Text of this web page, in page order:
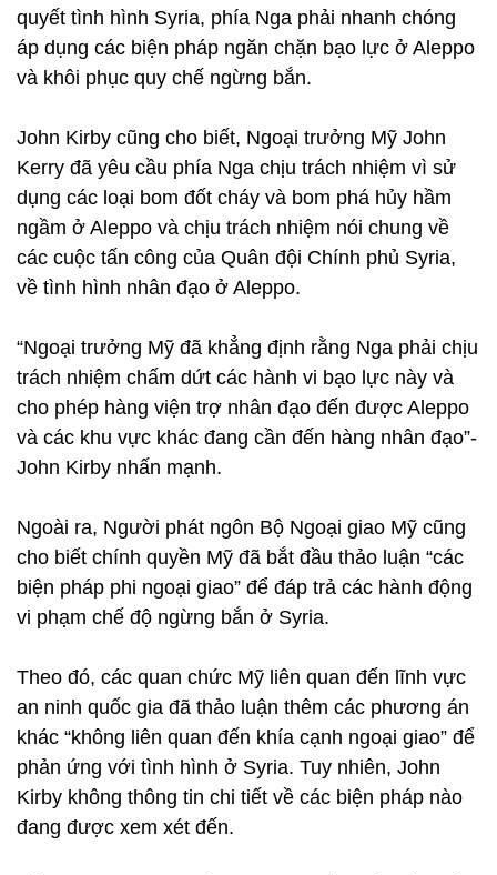
quyết tình hình Syria, phía Nga phải nhanh chóng
áp dụng các biện pháp ngăn chặn bạo lực ở Aleppo
và khôi phục quy chế ngừng bắn.
John Kirby cũng cho biết, Ngoại trưởng Mỹ John
Kerry đã yêu cầu phía Nga chịu trách nhiệm vì sử
dụng các loại bom đốt cháy và bom phá hủy hầm
ngầm ở Aleppo và chịu trách nhiệm nói chung về
các cuộc tấn công của Quân đội Chính phủ Syria,
về tình hình nhân đạo ở Aleppo.
“Ngoại trưởng Mỹ đã khẳng định rằng Nga phải chịu
trách nhiệm chấm dứt các hành vi bạo lực này và
cho phép hàng viện trợ nhân đạo đến được Aleppo
và các khu vực khác đang cần đến hàng nhân đạo”-
John Kirby nhấn mạnh.
Ngoài ra, Người phát ngôn Bộ Ngoại giao Mỹ cũng
cho biết chính quyền Mỹ đã bắt đầu thảo luận “các
biện pháp phi ngoại giao” để đáp trả các hành động
vi phạm chế độ ngừng bắn ở Syria.
Theo đó, các quan chức Mỹ liên quan đến lĩnh vực
an ninh quốc gia đã thảo luận thêm các phương án
khác “không liên quan đến khía cạnh ngoại giao” để
phản ứng với tình hình ở Syria. Tuy nhiên, John
Kirby không thông tin chi tiết về các biện pháp nào
đang được xem xét đến.